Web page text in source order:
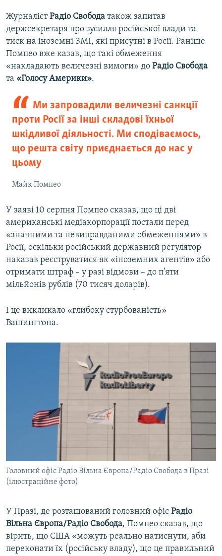
ЖурналістРадіо Свобода також запитав
держсекретаря про зусилля російської влади та
тиск на іноземні ЗМІ, які присутні в Росії. Раніше
Помпео вже казав, що такі обмеження
«накладають величезні вимоги» до Радіо Свобода
та «Голосу Америки».
Ми запровадили величезні санкції
проти Росії за інші складові їхньої
шкідливої діяльності. Ми сподіваємось,
що решта світу приєднається до нас у
цьому
Майк Помпео
У заяві 10 серпня Помпео сказав, що ці дві
американські медіакорпорації постали перед
«значними та невиправданими обмеженнями» в
Росії, оскільки російський державний регулятор
наказав реєструватися як «іноземних агентів» або
отримати штраф – у разі відмови – до п’яти
мільйонів рублів (70 тисяч доларів).
І це викликало «глибоку стурбованість»
Вашингтона.
Головний офіс Радіо Вільна Європа/Радіо Свобода в Празі
(ілюстраційне фото)
У Празі, де розташований головний офіс Радіо
Вільна Європа/Радіо Свобода, Помпео сказав, що
вірить, що США «можуть реально натиснути, аби
переконати їх (російську владу), що це правильний